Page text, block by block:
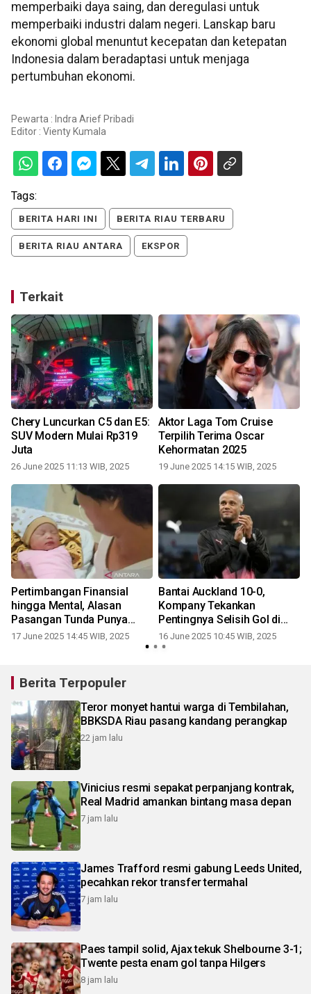
memperbaiki daya saing, dan deregulasi untuk
memperbaiki industri dalam negeri. Lanskap baru
ekonomi global menuntut kecepatan dan ketepatan
Indonesia dalam beradaptasi untuk menjaga
pertumbuhan ekonomi.
Pewarta : Indra Arief Pribadi
Editor : Vienty Kumala
Tags:
BERITA HARI INI BERITA RIAU TERBARU
BERITA RIAU ANTARA EKSPOR
Terkait
Chery Luncurkan C5 dan E5:
SUV Modern Mulai Rp319
Juta
26 June 2025 11:13 WIB, 2025
Aktor Laga Tom Cruise
Terpilih Terima Oscar
Kehormatan 2025
19 June 2025 14:15 WIB, 2025
Pertimbangan Finansial
hingga Mental, Alasan
Pasangan Tunda Punya
Anak
17 June 2025 14:45 WIB, 2025
Bantai Auckland 10-0,
Kompany Tekankan
Pentingnya Selisih Gol di
Grup Berat
16 June 2025 10:45 WIB, 2025
Berita Terpopuler
Teror monyet hantui warga di Tembilahan,
BBKSDA Riau pasang kandang perangkap
22 jam lalu
Vinicius resmi sepakat perpanjang kontrak,
Real Madrid amankan bintang masa depan
7 jam lalu
James Trafford resmi gabung Leeds United,
pecahkan rekor transfer termahal
7 jam lalu
Paes tampil solid, Ajax tekuk Shelbourne 3-1;
Twente pesta enam gol tanpa Hilgers
8 jam lalu